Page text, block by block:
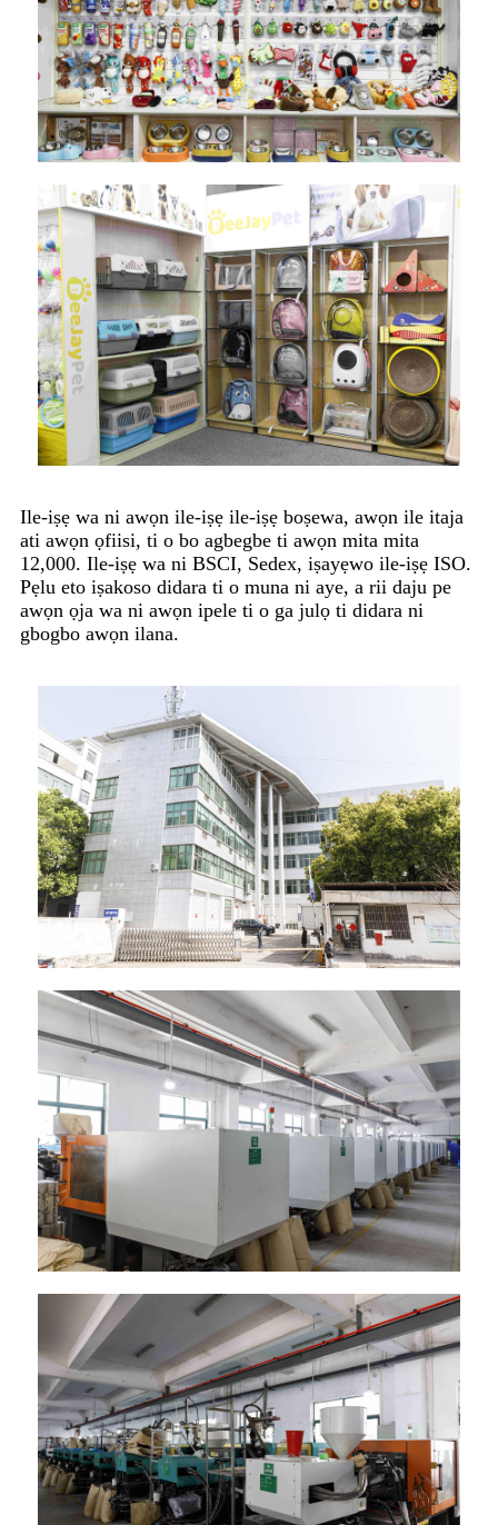
Ile-iṣẹ wa ni awọn ile-iṣẹ ile-iṣẹ boṣewa, awọn ile itaja
ati awọn ọfiisi, ti o bo agbegbe ti awọn mita mita
12,000. Ile-iṣẹ wa ni BSCI, Sedex, iṣayẹwo ile-iṣẹ ISO.
Pẹlu eto iṣakoso didara ti o muna ni aye, a rii daju pe
awọn ọja wa ni awọn ipele ti o ga julọ ti didara ni
gbogbo awọn ilana.